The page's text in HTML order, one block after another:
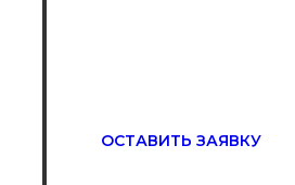
ОСТАВИТЬ ЗАЯВКУ